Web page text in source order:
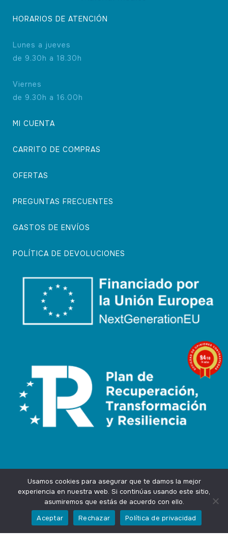
HORARIOS DE ATENCIÓN
Lunes a jueves
de 9.30h a 18.30h
Viernes
de 9.30h a 16.00h
MI CUENTA
CARRITO DE COMPRAS
OFERTAS
PREGUNTAS FRECUENTES
GASTOS DE ENVÍOS
POLÍTICA DE DEVOLUCIONES
Design byAgencia Marketing OnlineIngenium.Marketing
Privacidad
Usamos cookies para asegurar que te damos la mejor
experiencia en nuestra web. Si continúas usando este sitio,
asumiremos que estás de acuerdo con ello.
Aceptar
Rechazar Política de privacidad
9.4/10
74 notas